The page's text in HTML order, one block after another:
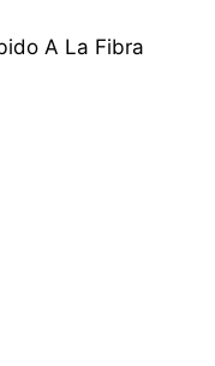
A La Fibra